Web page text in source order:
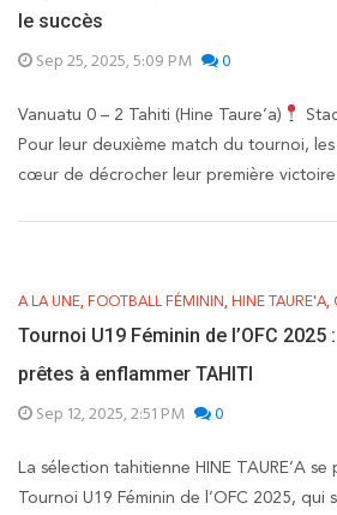
le succès
Sep 25, 2025, 5:09 PM 0
Vanuatu 0 – 2 Tahiti (Hine Taure’a)
Pour leur deuxième match du tournoi, les
cœur de décrocher leur première
A LA UNE, FOOTBALL FÉMININ, HINE TAURE'A,
Tournoi U19 Féminin de l’OFC 2025 :
prêtes à enflammer TAHITI
Sep 12, 2025, 2:51 PM 0
La sélection tahitienne HINE TAURE’A
Tournoi U19 Féminin de l’OFC 2025,